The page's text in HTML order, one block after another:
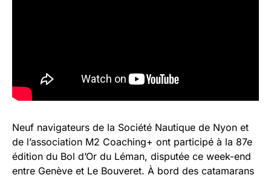
Neuf navigateurs de la Société Nautique de Nyon et
de l’association M2 Coaching+ ont participé à la 87e
édition du Bol d’Or du Léman, disputée ce week-end
entre Genève et Le Bouveret. À bord des catamarans